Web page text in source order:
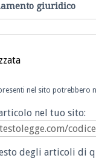
giuridico
nel sito potrebbero
nel tuo sito:
degli articoli di